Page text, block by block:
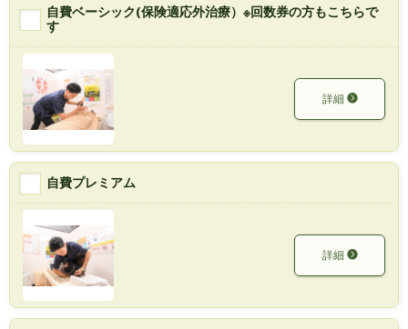
自費ベーシック(保険適応外治療）※回数券の方もこちらで
す
詳細
自費プレミアム
詳細